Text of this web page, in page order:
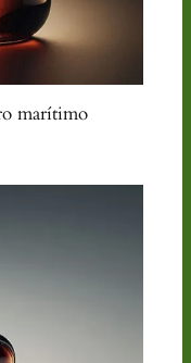
marítimo